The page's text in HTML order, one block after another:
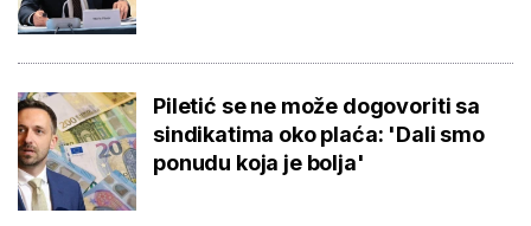
Piletić se ne može dogovoriti sa
sindikatima oko plaća: 'Dali smo
ponudu koja je bolja'